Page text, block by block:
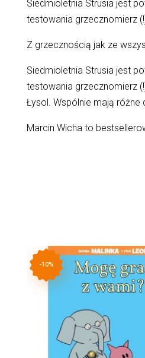
Siedmioletnia Strusia jest
testowania grzecznomierz
Z grzecznością jak ze
Siedmioletnia Strusia jest
testowania grzecznomierz
Łysol. Wspólnie mają
Marcin Wicha to
-10%